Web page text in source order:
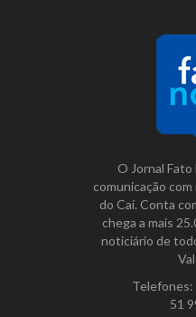
O Jornal
comunicação
do Caí. Conta
chega a mais
noticiário de
Telefones:
51